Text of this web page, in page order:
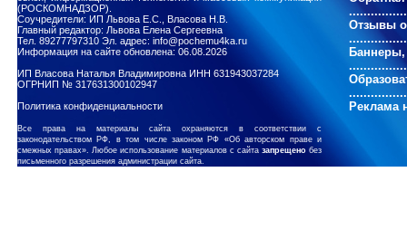
Отзывы о
Реклама
(РОСКОМНАДЗОР).
Соучредители: ИП Львова Е.С., Власова Н.В.
Главный редактор: Львова Елена Сергеевна
Тел. 89277797310 Эл. адрес: info@pochemu4ka.ru
Информация на сайте обновлена: 06.08.2026
ИП Власова Наталья Владимировна ИНН 631943037284
ОГРНИП № 317631300102947
Политика конфиденциальности
Все права на материалы сайта охраняются в соответствии с
законодательством РФ, в том числе законом РФ «Об авторском праве и
смежных правах». Любое использование материалов с сайта запрещенобез
письменного разрешения администрации сайта.